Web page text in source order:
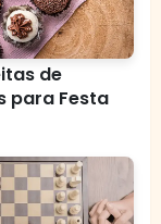
de
para Festa